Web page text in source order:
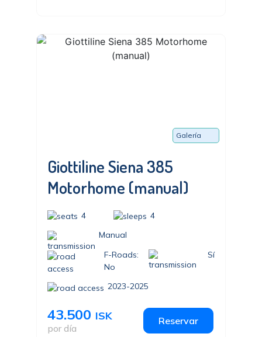
Galería
Giottiline Siena 385
Motorhome (manual)
4
4
Manual
F-Roads:
No
Sí
2023-2025
43.500 ISK
por día
Reservar